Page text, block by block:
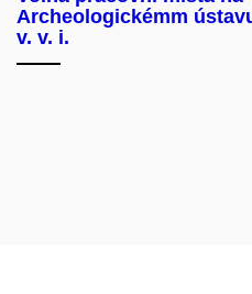
Archeologickémm
v. v. i.